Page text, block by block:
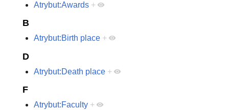
Atrybut:Awards +
B
Atrybut:Birth place +
D
Atrybut:Death place +
F
Atrybut:Faculty +